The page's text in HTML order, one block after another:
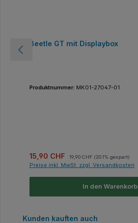
Beetle GT mit Displaybox
Produktnummer: MK01-27047-01
Verkaufspreis:
15,90 CHF 19,90 CHF (20.1% gespart)
Preise inkl. MwSt. zzgl. Versandkosten
In den Warenkorb
Produktgalerie überspringen
Kunden kauften auch